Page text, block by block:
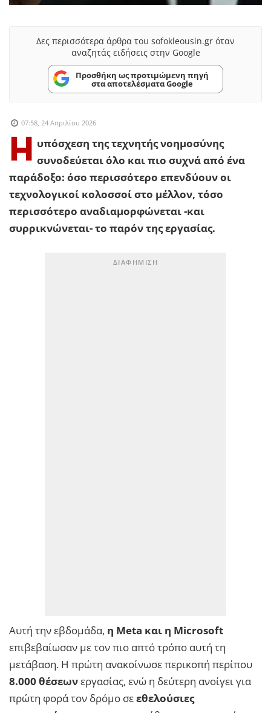
Δες περισσότερα άρθρα του sofokleousin.gr όταν
αναζητάς ειδήσεις στην Google
Προσθήκη ως προτιμώμενη πηγή
στα αποτελέσματα Google
07:58, 24 Απριλίου 2026
Η
υπόσχεση της τεχνητής νοημοσύνης
συνοδεύεται όλο και πιο συχνά από ένα
παράδοξο: όσο περισσότερο επενδύουν οι
τεχνολογικοί κολοσσοί στο μέλλον, τόσο
περισσότερο αναδιαμορφώνεται -και
συρρικνώνεται- το παρόν της εργασίας.
Αυτή την εβδομάδα, η Meta και η Microsoft
επιβεβαίωσαν με τον πιο απτό τρόπο αυτή τη
μετάβαση. Η πρώτη ανακοίνωσε περικοπή περίπου
8.000 θέσεωνεργασίας, ενώ η δεύτερη ανοίγει για
πρώτη φορά τον δρόμο σεεθελούσιες